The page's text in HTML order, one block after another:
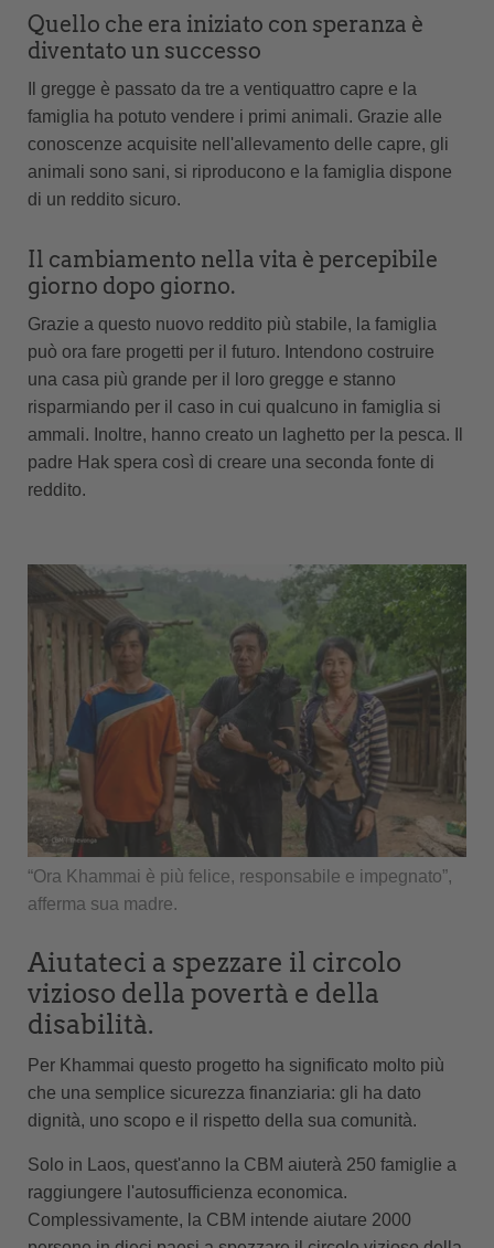
Quello che era iniziato con speranza è
diventato un successo
Il gregge è passato da tre a ventiquattro capre e la
famiglia ha potuto vendere i primi animali. Grazie alle
conoscenze acquisite nell'allevamento delle capre, gli
animali sono sani, si riproducono e la famiglia dispone
di un reddito sicuro.
“Ora Khammai è più felice, responsabile e impegnato”,
afferma sua madre.
Il cambiamento nella vita è percepibile
giorno dopo giorno.
Grazie a questo nuovo reddito più stabile, la famiglia
può ora fare progetti per il futuro. Intendono costruire
una casa più grande per il loro gregge e stanno
risparmiando per il caso in cui qualcuno in famiglia si
ammali. Inoltre, hanno creato un laghetto per la pesca. Il
padre Hak spera così di creare una seconda fonte di
reddito.
Aiutateci a spezzare il circolo
vizioso della povertà e della
disabilità.
Per Khammai questo progetto ha significato molto più
che una semplice sicurezza finanziaria: gli ha dato
dignità, uno scopo e il rispetto della sua comunità.
Solo in Laos, quest'anno la CBM aiuterà 250 famiglie a
raggiungere l'autosufficienza economica.
Complessivamente, la CBM intende aiutare 2000